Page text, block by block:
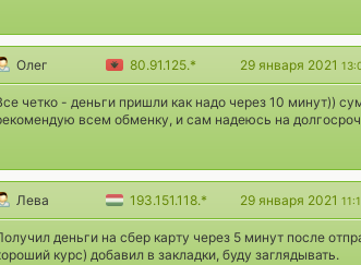
Олег 80.91.125.* 29 января 2021
четко - деньги пришли как надо через 10 минут))
всем обменку, и сам надеюсь на
Лева 193.151.118.* 29 января 2021
деньги на сбер карту через 5 минут после
курс) добавил в закладки, буду заглядывать.